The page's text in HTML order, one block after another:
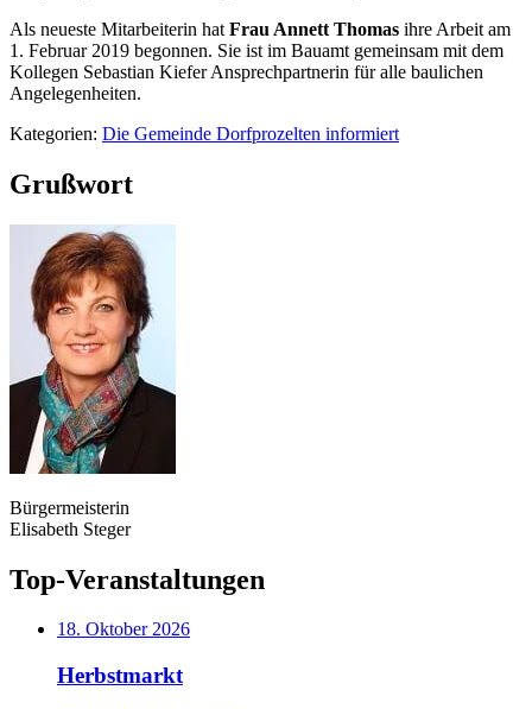
Als neueste Mitarbeiterin hat Frau Annett Thomas ihre Arbeit am
1. Februar 2019 begonnen. Sie ist im Bauamt gemeinsam mit dem
Kollegen Sebastian Kiefer Ansprechpartnerin für alle baulichen
Angelegenheiten.
Kategorien: Die Gemeinde Dorfprozelten informiert
Grußwort
Bürgermeisterin
Elisabeth Steger
Top-Veranstaltungen
18. Oktober 2026
Herbstmarkt